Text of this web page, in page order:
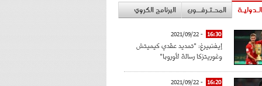
المحـتـرفــون البرنامج الكروي
16:30
- 2021/09/22
إيفنبيرغ: "تمديد عقدي كيميتش
وغوريتزكا رسالة لأوروبا"
16:20
- 2021/09/22